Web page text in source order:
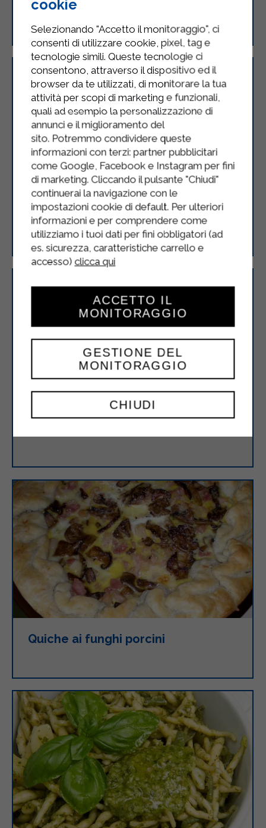
Torta rustica alla ricotta
Merluzzo con pomodoro olive e
origano
Quiche ai funghi porcini
cookie
Selezionando "Accetto il monitoraggio", ci
consenti di utilizzare cookie, pixel, tag e
tecnologie simili. Queste tecnologie ci
consentono, attraverso il dispositivo ed il
browser da te utilizzati, di monitorare la tua
attività per scopi di marketing e funzionali,
quali ad esempio la personalizzazione di
annunci e il miglioramento del
sito. Potremmo condividere queste
informazioni con terzi: partner pubblicitari
come Google, Facebook e Instagram per fini
di marketing. Cliccando il pulsante "Chiudi"
continuerai la navigazione con le
impostazioni cookie di default. Per ulteriori
informazioni e per comprendere come
utilizziamo i tuoi dati per fini obbligatori (ad
es. sicurezza, caratteristiche carrello e
accesso) clicca qui
CHIUDI
GESTIONE DEL
MONITORAGGIO
ACCETTO IL
MONITORAGGIO